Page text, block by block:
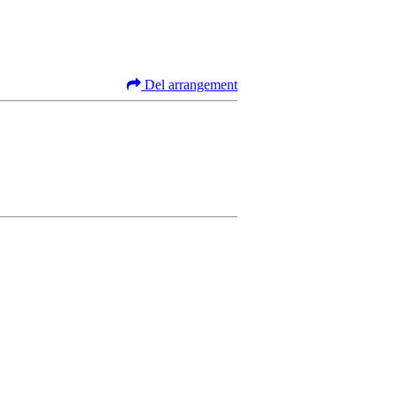
Del arrangement